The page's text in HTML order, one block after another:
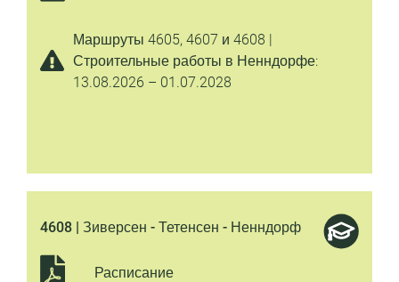
Маршруты 4605, 4607 и 4608 |
Строительные работы в Ненндорфе:
13.08.2026 – 01.07.2028
4608 | Зиверсен - Тетенсен - Ненндорф
Расписание